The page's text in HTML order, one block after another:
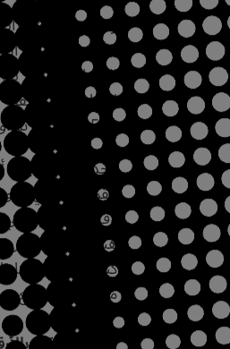
واحد من المؤشرات
الأغذية
بـ3156 سعرًا، ثم أوروبا بـ3452 سعرًا، ويحتل قمة هرم السعرات المتاحة لكل فرد مواطنو أمريكا الشمالية بـ3573 سعرًا حراريًا.
وجدير بالذكر
وقتنا الحاضر،
هناك مشكلة أخرى
مثلًا، كانت سبع